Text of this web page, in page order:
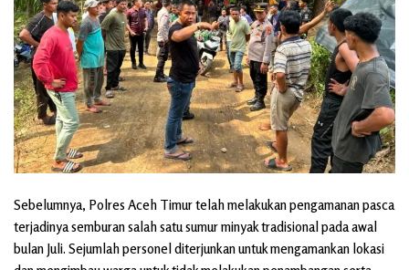
Sebelumnya, Polres Aceh Timur telah melakukan pengamanan pasca
terjadinya semburan salah satu sumur minyak tradisional pada awal
bulan Juli. Sejumlah personel diterjunkan untuk mengamankan lokasi